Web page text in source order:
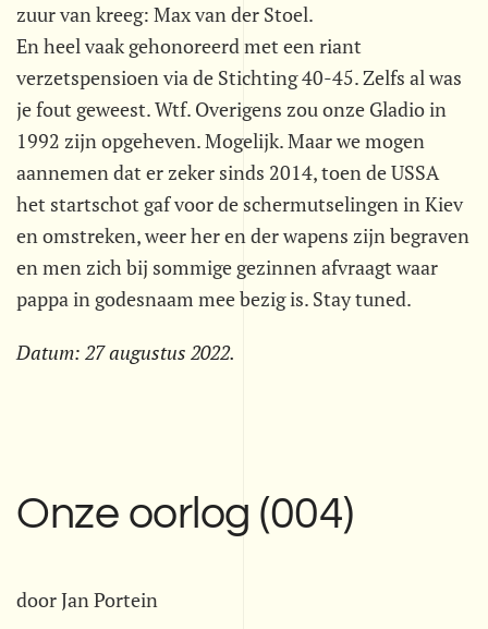
zuur van kreeg: Max van der Stoel.
En heel vaak gehonoreerd met een riant
verzetspensioen via de Stichting 40-45. Zelfs al was
je fout geweest. Wtf. Overigens zou onze Gladio in
1992 zijn opgeheven. Mogelijk. Maar we mogen
aannemen dat er zeker sinds 2014, toen de USSA
het startschot gaf voor de schermutselingen in Kiev
en omstreken, weer her en der wapens zijn begraven
en men zich bij sommige gezinnen afvraagt waar
pappa in godesnaam mee bezig is. Stay tuned.
Datum: 27 augustus 2022.
Onze oorlog (004)
door Jan Portein